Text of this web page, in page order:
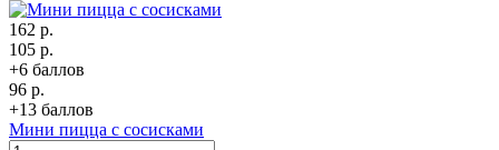
162 р.
105 р.
+6 баллов
96 р.
+13 баллов
Мини пицца с сосисками